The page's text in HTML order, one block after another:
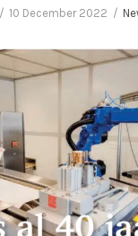
10 December 2022
jaar